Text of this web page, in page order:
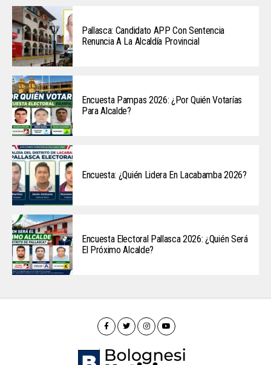
Pallasca: Candidato APP Con Sentencia
Renuncia A La Alcaldía Provincial
Encuesta Pampas 2026: ¿Por Quién Votarías
Para Alcalde?
Encuesta: ¿Quién Lidera En Lacabamba 2026?
Encuesta Electoral Pallasca 2026: ¿Quién Será
El Próximo Alcalde?